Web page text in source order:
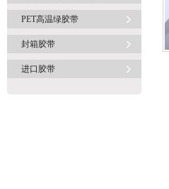
PET高温绿胶带
封箱胶带
进口胶带